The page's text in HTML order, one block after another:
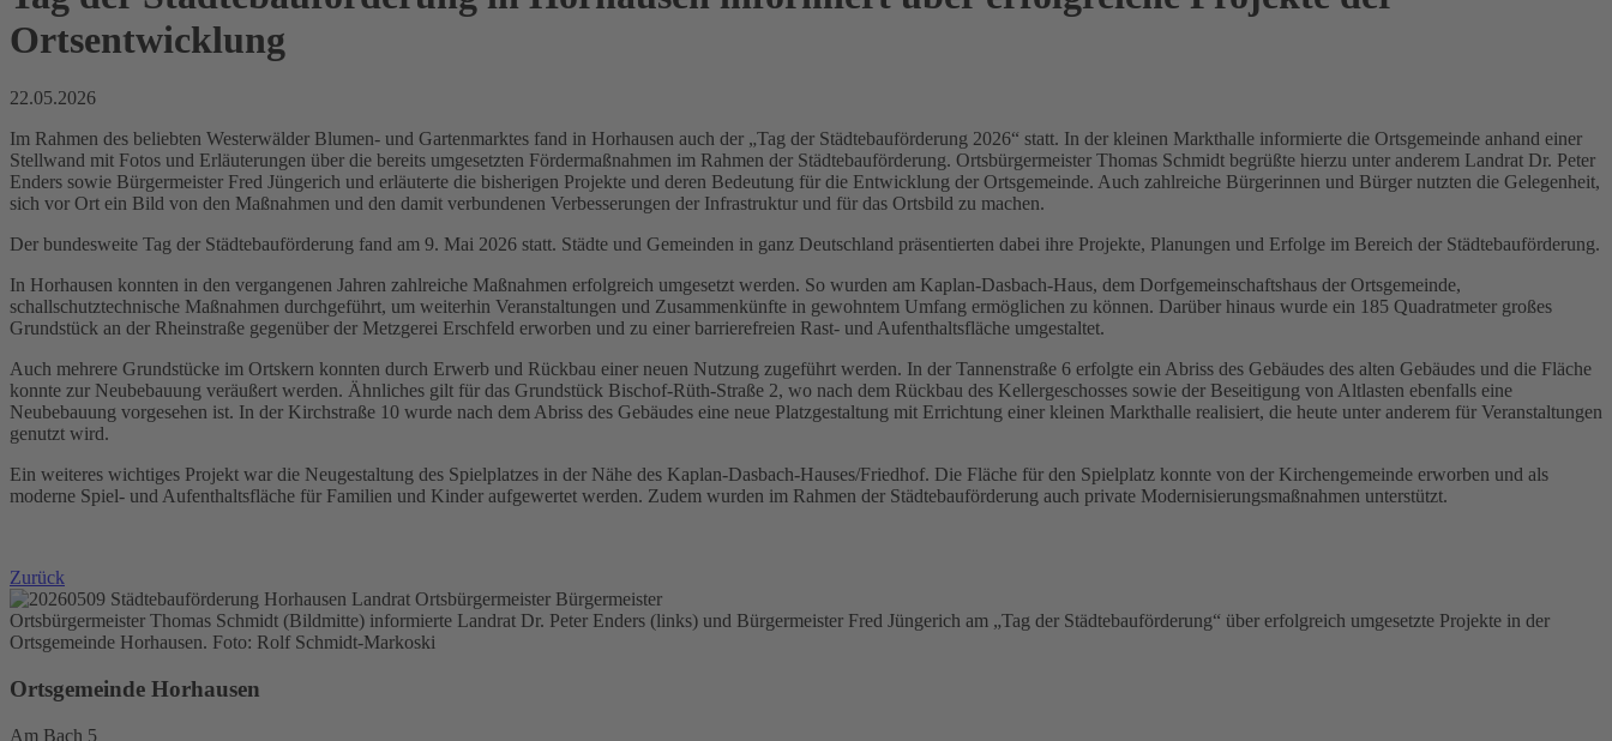
Ortsentwicklung
22.05.2026
Im Rahmen des beliebten Westerwälder Blumen- und Gartenmarktes fand in Horhausen auch der „Tag der Städtebauförderung 2026“ statt. In der kleinen Markthalle informierte die Ortsgemeinde anhand einer
Stellwand mit Fotos und Erläuterungen über die bereits umgesetzten Fördermaßnahmen im Rahmen der Städtebauförderung. Ortsbürgermeister Thomas Schmidt begrüßte hierzu unter anderem Landrat Dr. Peter
Enders sowie Bürgermeister Fred Jüngerich und erläuterte die bisherigen Projekte und deren Bedeutung für die Entwicklung der Ortsgemeinde. Auch zahlreiche Bürgerinnen und Bürger nutzten die Gelegenheit,
sich vor Ort ein Bild von den Maßnahmen und den damit verbundenen Verbesserungen der Infrastruktur und für das Ortsbild zu machen.
Der bundesweite Tag der Städtebauförderung fand am 9. Mai 2026 statt. Städte und Gemeinden in ganz Deutschland präsentierten dabei ihre Projekte, Planungen und Erfolge im Bereich der Städtebauförderung.
In Horhausen konnten in den vergangenen Jahren zahlreiche Maßnahmen erfolgreich umgesetzt werden. So wurden am Kaplan-Dasbach-Haus, dem Dorfgemeinschaftshaus der Ortsgemeinde,
schallschutztechnische Maßnahmen durchgeführt, um weiterhin Veranstaltungen und Zusammenkünfte in gewohntem Umfang ermöglichen zu können. Darüber hinaus wurde ein 185 Quadratmeter großes
Grundstück an der Rheinstraße gegenüber der Metzgerei Erschfeld erworben und zu einer barrierefreien Rast- und Aufenthaltsfläche umgestaltet.
Auch mehrere Grundstücke im Ortskern konnten durch Erwerb und Rückbau einer neuen Nutzung zugeführt werden. In der Tannenstraße 6 erfolgte ein Abriss des Gebäudes des alten Gebäudes und die Fläche
konnte zur Neubebauung veräußert werden. Ähnliches gilt für das Grundstück Bischof-Rüth-Straße 2, wo nach dem Rückbau des Kellergeschosses sowie der Beseitigung von Altlasten ebenfalls eine
Neubebauung vorgesehen ist. In der Kirchstraße 10 wurde nach dem Abriss des Gebäudes eine neue Platzgestaltung mit Errichtung einer kleinen Markthalle realisiert, die heute unter anderem für Veranstaltungen
genutzt wird.
Ein weiteres wichtiges Projekt war die Neugestaltung des Spielplatzes in der Nähe des Kaplan-Dasbach-Hauses/Friedhof. Die Fläche für den Spielplatz konnte von der Kirchengemeinde erworben und als
moderne Spiel- und Aufenthaltsfläche für Familien und Kinder aufgewertet werden. Zudem wurden im Rahmen der Städtebauförderung auch private Modernisierungsmaßnahmen unterstützt.
Zurück
Ortsbürgermeister Thomas Schmidt (Bildmitte) informierte Landrat Dr. Peter Enders (links) und Bürgermeister Fred Jüngerich am „Tag der Städtebauförderung“ über erfolgreich umgesetzte Projekte in der
Ortsgemeinde Horhausen. Foto: Rolf Schmidt-Markoski
Ortsgemeinde Horhausen
Am Bach 5